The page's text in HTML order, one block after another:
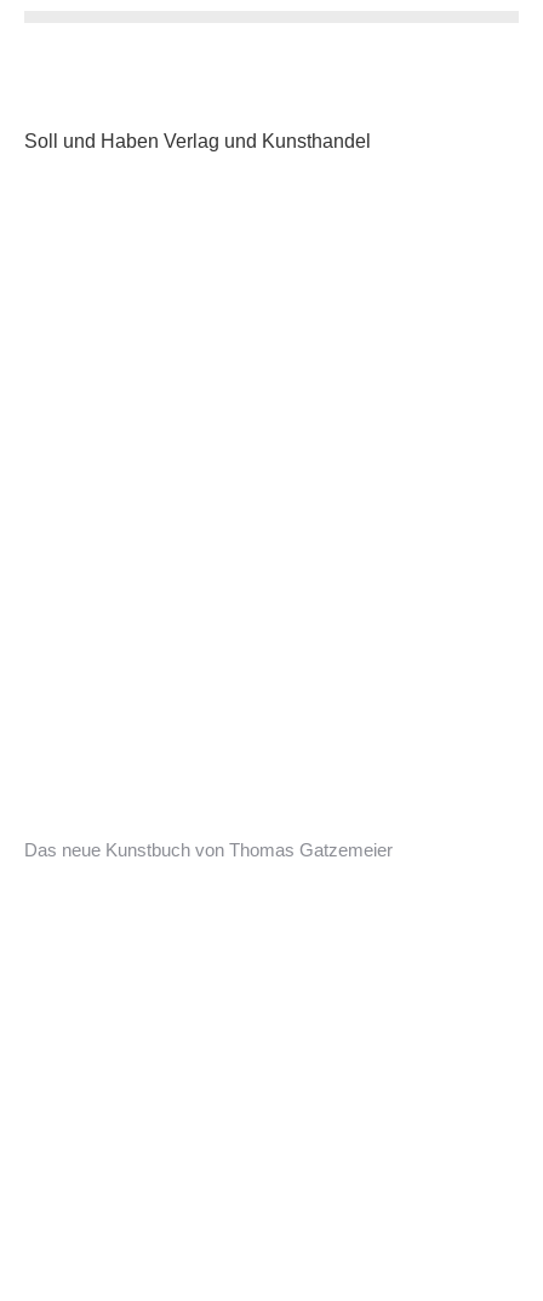
Soll und Haben Verlag und Kunsthandel
Das neue Kunstbuch von Thomas Gatzemeier